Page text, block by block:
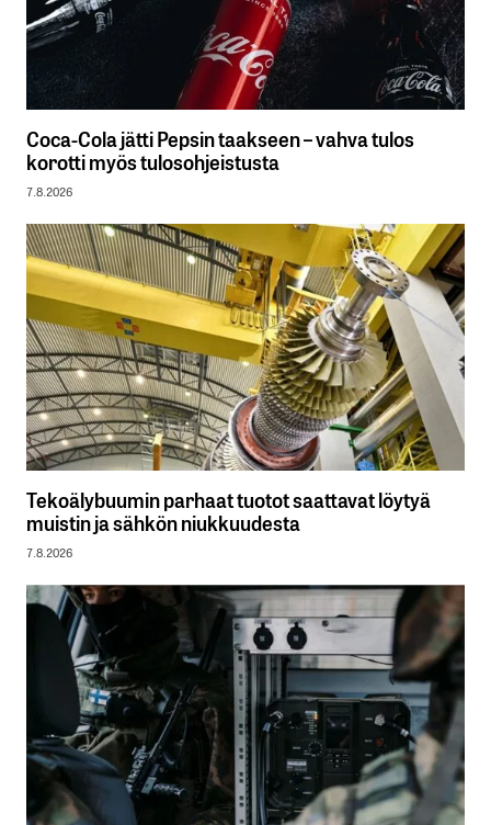
Coca-Cola jätti Pepsin taakseen – vahva tulos
korotti myös tulosohjeistusta
7.8.2026
Tekoälybuumin parhaat tuotot saattavat löytyä
muistin ja sähkön niukkuudesta
7.8.2026